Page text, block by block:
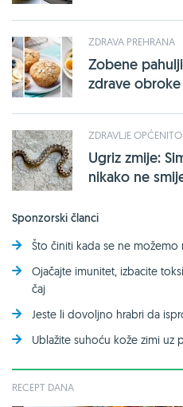
ZDRAVA PREHRANA
Zobene
zdrave obroke
ZDRAVLJE OPĆENITO
Ugriz zmije:
nikako ne
Sponzorski članci
Što činiti kada se ne možemo
Ojačajte imunitet, izbacite
čaj
Jeste li dovoljno hrabri da
Ublažite suhoću kože zimi uz
RECEPT DANA